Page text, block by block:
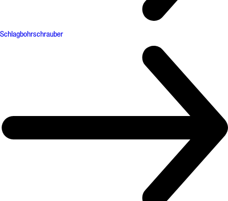
Schlagbohrschrauber